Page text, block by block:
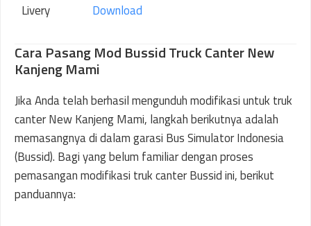
Livery
Download
Cara Pasang Mod Bussid Truck Canter New
Kanjeng Mami
Jika Anda telah berhasil mengunduh modifikasi untuk truk
canter New Kanjeng Mami, langkah berikutnya adalah
memasangnya di dalam garasi Bus Simulator Indonesia
(Bussid). Bagi yang belum familiar dengan proses
pemasangan modifikasi truk canter Bussid ini, berikut
panduannya: